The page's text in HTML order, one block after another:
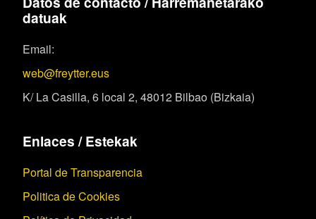
datuak
Email:
web@freytter.eus
K/ La Casilla, 6 local 2, 48012 Bilbao (Bizkaia)
Enlaces / Estekak
Portal de Transparencia
Politica de Cookies